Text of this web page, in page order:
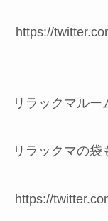
https://
リラックマルー
リラックマの袋
https://